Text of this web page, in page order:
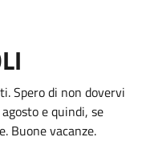
Spero di non dovervi
e quindi, se
Buone vacanze.